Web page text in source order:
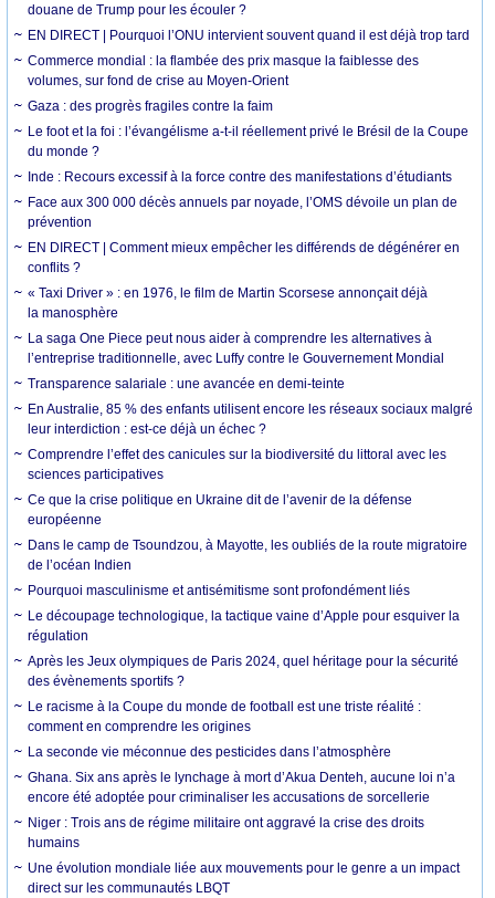
douane de Trump pour les écouler ?
EN DIRECT | Pourquoi l’ONU intervient souvent quand il est déjà trop tard
Commerce mondial : la flambée des prix masque la faiblesse des
volumes, sur fond de crise au Moyen-Orient
Gaza : des progrès fragiles contre la faim
Le foot et la foi : l’évangélisme a-t-il réellement privé le Brésil de la Coupe
du monde ?
Inde : Recours excessif à la force contre des manifestations d’étudiants
Face aux 300 000 décès annuels par noyade, l’OMS dévoile un plan de
prévention
EN DIRECT | Comment mieux empêcher les différends de dégénérer en
conflits ?
« Taxi Driver » : en 1976, le film de Martin Scorsese annonçait déjà
la manosphère
La saga One Piece peut nous aider à comprendre les alternatives à
l’entreprise traditionnelle, avec Luffy contre le Gouvernement Mondial
Transparence salariale : une avancée en demi-teinte
En Australie, 85 % des enfants utilisent encore les réseaux sociaux malgré
leur interdiction : est-ce déjà un échec ?
Comprendre l’effet des canicules sur la biodiversité du littoral avec les
sciences participatives
Ce que la crise politique en Ukraine dit de l’avenir de la défense
européenne
Dans le camp de Tsoundzou, à Mayotte, les oubliés de la route migratoire
de l’océan Indien
Pourquoi masculinisme et antisémitisme sont profondément liés
Le découpage technologique, la tactique vaine d’Apple pour esquiver la
régulation
Après les Jeux olympiques de Paris 2024, quel héritage pour la sécurité
des évènements sportifs ?
Le racisme à la Coupe du monde de football est une triste réalité :
comment en comprendre les origines
La seconde vie méconnue des pesticides dans l’atmosphère
Ghana. Six ans après le lynchage à mort d’Akua Denteh, aucune loi n’a
encore été adoptée pour criminaliser les accusations de sorcellerie
Niger : Trois ans de régime militaire ont aggravé la crise des droits
humains
Une évolution mondiale liée aux mouvements pour le genre a un impact
direct sur les communautés LBQT